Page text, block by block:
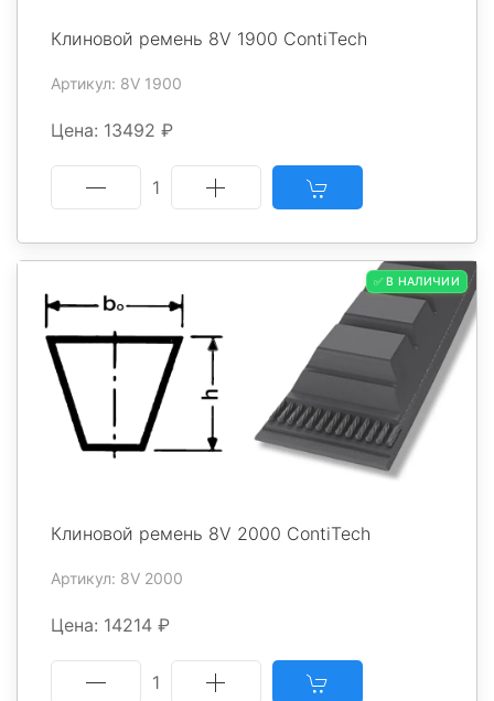
Клиновой ремень 8V 1900 ContiTech
Артикул: 8V 1900
Цена: 13492 ₽
1
✅ В НАЛИЧИИ
Клиновой ремень 8V 2000 ContiTech
Артикул: 8V 2000
Цена: 14214 ₽
1